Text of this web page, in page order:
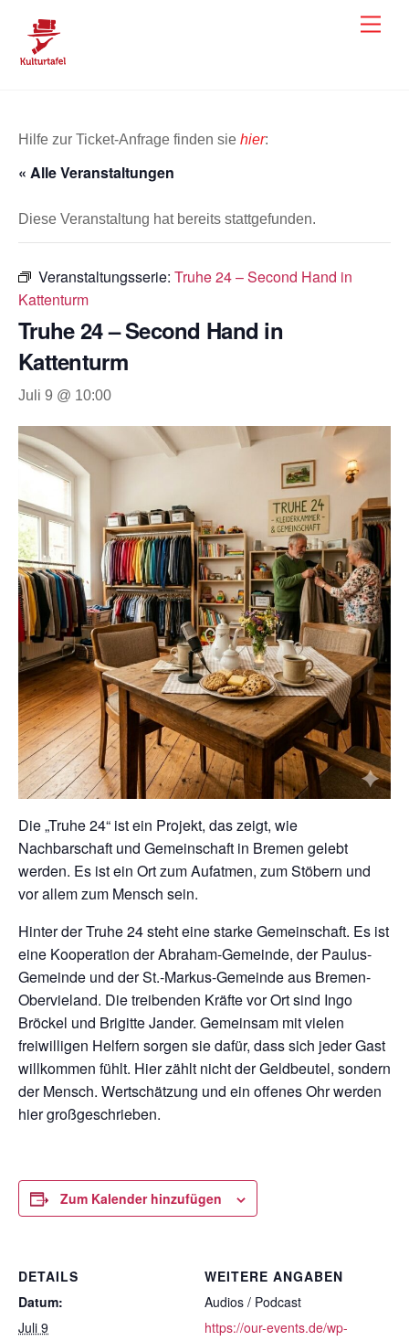
content
Hilfe zur Ticket-Anfrage finden sie hier:
« Alle Veranstaltungen
Diese Veranstaltung hat bereits stattgefunden.
Veranstaltungsserie: Truhe 24 – Second Hand in
Kattenturm
Truhe 24 – Second Hand in
Kattenturm
Juli 9 @ 10:00
Die „Truhe 24“ ist ein Projekt, das zeigt, wie
Nachbarschaft und Gemeinschaft in Bremen gelebt
werden. Es ist ein Ort zum Aufatmen, zum Stöbern und
vor allem zum Mensch sein.
Hinter der Truhe 24 steht eine starke Gemeinschaft. Es ist
eine Kooperation der Abraham-Gemeinde, der Paulus-
Gemeinde und der St.-Markus-Gemeinde aus Bremen-
Obervieland. Die treibenden Kräfte vor Ort sind Ingo
Bröckel und Brigitte Jander. Gemeinsam mit vielen
freiwilligen Helfern sorgen sie dafür, dass sich jeder Gast
willkommen fühlt. Hier zählt nicht der Geldbeutel, sondern
der Mensch. Wertschätzung und ein offenes Ohr werden
hier großgeschrieben.
Zum Kalender hinzufügen
DETAILS
Datum:
Juli 9
WEITERE ANGABEN
Audios / Podcast
https://our-events.de/wp-